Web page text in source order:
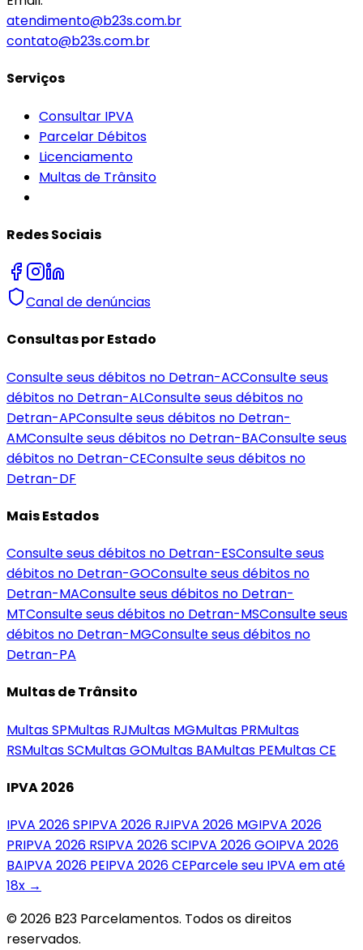
atendimento@b23s.com.br
contato@b23s.com.br
Serviços
Consultar IPVA
Parcelar Débitos
Licenciamento
Multas de Trânsito
Redes Sociais
Canal de denúncias
Consultas por Estado
Consulte seus débitos no Detran-ACConsulte seus
débitos no Detran-ALConsulte seus débitos no
Detran-APConsulte seus débitos no Detran-
AMConsulte seus débitos no Detran-BAConsulte seus
débitos no Detran-CEConsulte seus débitos no
Detran-DF
Mais Estados
Consulte seus débitos no Detran-ESConsulte seus
débitos no Detran-GOConsulte seus débitos no
Detran-MAConsulte seus débitos no Detran-
MTConsulte seus débitos no Detran-MSConsulte seus
débitos no Detran-MGConsulte seus débitos no
Detran-PA
Multas de Trânsito
MultasSPMultas RJMultas MGMultas PRMultas
RSMultasSCMultasGOMultas BAMultas PEMultasCE
IPVA 2026
IPVA 2026SPIPVA 2026 RJIPVA 2026 MGIPVA 2026
PRIPVA 2026 RSIPVA 2026SCIPVA 2026GOIPVA 2026
BAIPVA 2026 PEIPVA 2026CEParcele seu IPVA em até
18x →
© 2026 B23 Parcelamentos. Todos os direitos
reservados.